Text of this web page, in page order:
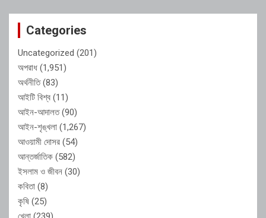
Categories
Uncategorized (201)
অপরাধ (1,951)
অর্থনীতি(83)
আইটি বিশ্ব (11)
আইন-আদালত(90)
আইন-শৃঙ্খলা (1,267)
আওয়ামী দোসর (54)
আন্তর্জাতিক (582)
ইসলাম ও জীবন (30)
কবিতা (8)
কৃষি (25)